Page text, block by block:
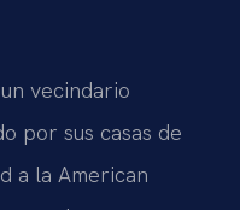
vecindario
por sus casas de
a la American